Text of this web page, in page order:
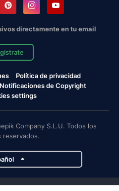
directamente en tu email
Política de privacidad
Notificaciones de Copyright
settings
Company S.L.U. Todos los
reservados.